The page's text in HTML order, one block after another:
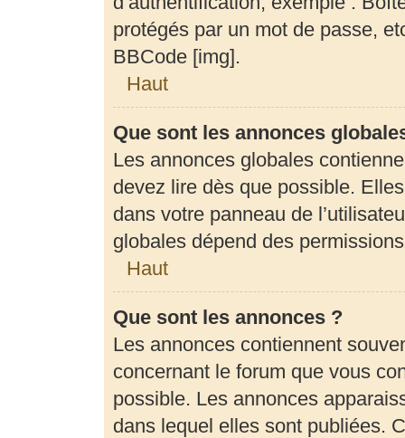
protégés par un mot de passe,
BBCode [img].
Haut
Que sont les annonces
Les annonces globales
devez lire dès que possible.
dans votre panneau de
globales dépend des
Haut
Que sont les annonces ?
Les annonces contiennent
concernant le forum que vous
possible. Les annonces
dans lequel elles sont publiées.